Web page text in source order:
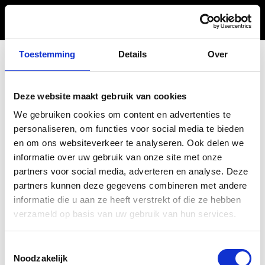
Toestemming Details Over
Deze website maakt gebruik van cookies
We gebruiken cookies om content en advertenties te
personaliseren, om functies voor social media te bieden
en om ons websiteverkeer te analyseren. Ook delen we
informatie over uw gebruik van onze site met onze
partners voor social media, adverteren en analyse. Deze
partners kunnen deze gegevens combineren met andere
informatie die u aan ze heeft verstrekt of die ze hebben
verzameld op basis van uw gebruik van hun services.
Noodzakelijk